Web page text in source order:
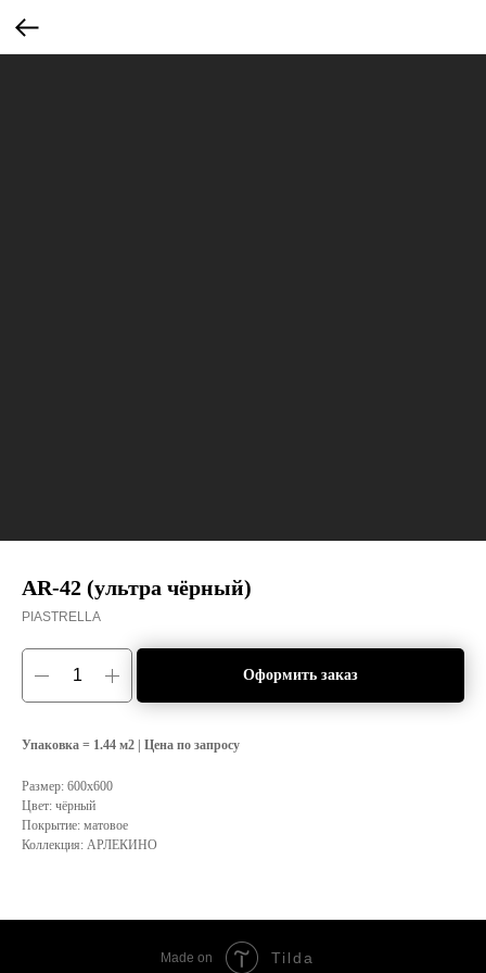
AR-42 (ультра чёрный)
PIASTRELLA
Оформить заказ
Упаковка = 1.44 м2 | Цена по запросу
Размер: 600x600
Цвет: чёрный
Покрытие: матовое
Коллекция: АРЛЕКИНО
Made on Tilda